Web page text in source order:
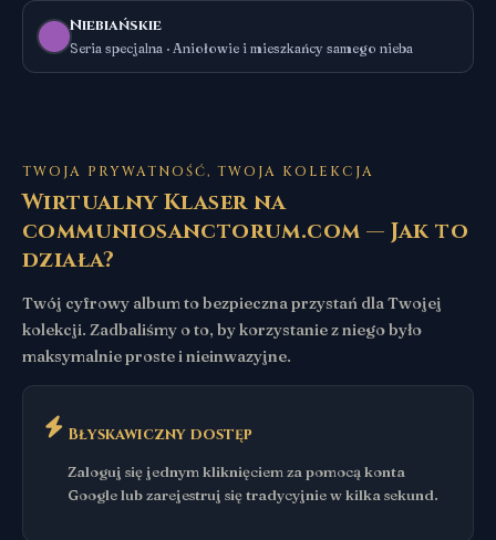
Niebiańskie
Seria specjalna · Aniołowie i mieszkańcy samego nieba
TWOJA PRYWATNOŚĆ, TWOJA KOLEKCJA
Wirtualny Klaser na
communiosanctorum.com — Jak to
działa?
Twój cyfrowy album to bezpieczna przystań dla Twojej
kolekcji. Zadbaliśmy o to, by korzystanie z niego było
maksymalnie proste i nieinwazyjne.
Błyskawiczny dostęp
Zaloguj się jednym kliknięciem za pomocą konta
Google lub zarejestruj się tradycyjnie w kilka sekund.